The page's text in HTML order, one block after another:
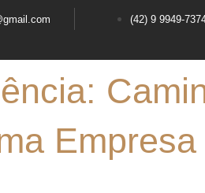
(42) 9 9949-
Empresa